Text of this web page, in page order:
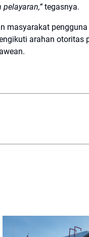
tegasnya.
masyarakat
arahan otoritas